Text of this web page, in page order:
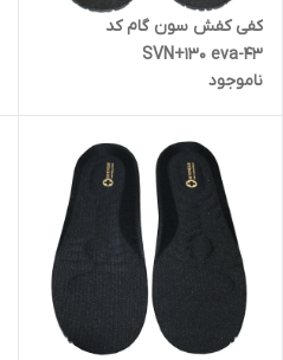
کفی کفش سون گام کد
SVN+130 eva-43
ناموجود